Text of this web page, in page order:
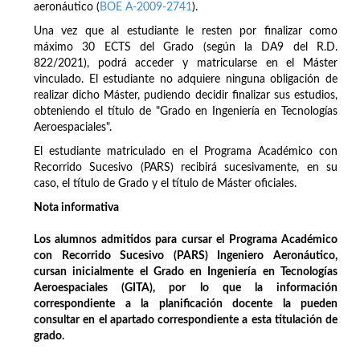
aeronáutico ( BOE A-2009-2741).
Una vez que al estudiante le resten por finalizar como
máximo 30 ECTS del Grado (según la DA9 del R.D.
822/2021), podrá acceder y matricularse en el Máster
vinculado. El estudiante no adquiere ninguna obligación de
realizar dicho Máster, pudiendo decidir finalizar sus estudios,
obteniendo el título de "Grado en Ingeniería en Tecnologías
Aeroespaciales".
El estudiante matriculado en el Programa Académico con
Recorrido Sucesivo (PARS) recibirá sucesivamente, en su
caso, el título de Grado y el título de Máster oficiales.
Nota informativa
Los alumnos admitidos para cursar el Programa Académico
con Recorrido Sucesivo (PARS) Ingeniero Aeronáutico,
cursan inicialmente el Grado en Ingeniería en Tecnologías
Aeroespaciales (GITA), por lo que la información
correspondiente a la planificación docente la pueden
consultar en el apartado correspondiente a esta titulación de
grado.